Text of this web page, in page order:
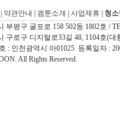
약관안내 겜툰소개 사업제휴
청
부평구 굴포로 158 502동 1802호 /
구로구 디지털로33길 48, 1104호(대
: 인천광역시 아01025 등록일자 :
All Rights Reserved.